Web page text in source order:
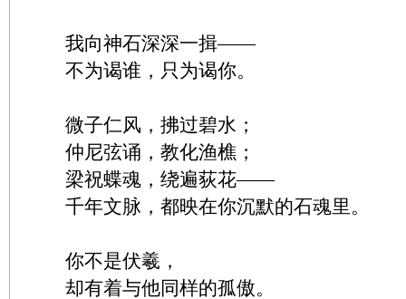
我向神石深深一揖——
不为谒谁，只为谒你。
微子仁风，拂过碧水；
仲尼弦诵，教化渔樵；
梁祝蝶魂，绕遍荻花——
千年文脉，都映在你沉默的石魂里。
你不是伏羲，
却有着与他同样的孤傲。